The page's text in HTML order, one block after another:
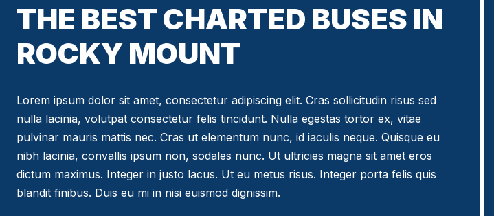
THE BEST CHARTED BUSES IN
ROCKY MOUNT
Lorem ipsum dolor sit amet, consectetur adipiscing elit. Cras sollicitudin risus sed
nulla lacinia, volutpat consectetur felis tincidunt. Nulla egestas tortor ex, vitae
pulvinar mauris mattis nec. Cras ut elementum nunc, id iaculis neque. Quisque eu
nibh lacinia, convallis ipsum non, sodales nunc. Ut ultricies magna sit amet eros
dictum maximus. Integer in justo lacus. Ut eu metus risus. Integer porta felis quis
blandit finibus. Duis eu mi in nisi euismod dignissim.